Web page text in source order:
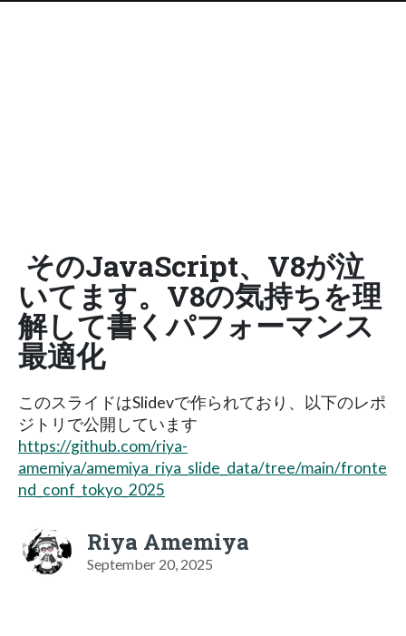
そのJavaScript、V8が泣
いてます。V8の気持ちを理
解して書くパフォーマンス
最適化
このスライドはSlidevで作られており、以下のレポ
ジトリで公開しています
https://github.com/riya-
amemiya/amemiya_riya_slide_data/tree/main/fronte
nd_conf_tokyo_2025
Riya Amemiya
September 20, 2025